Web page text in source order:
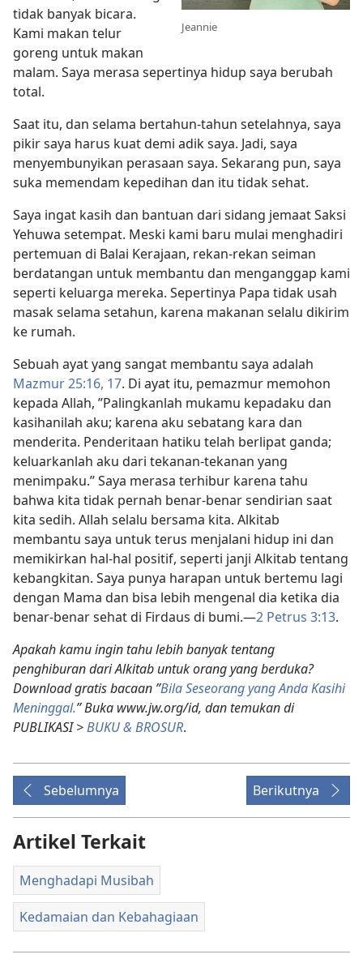
Jeannie
tidak banyak bicara.
Kami makan telur
goreng untuk makan
malam. Saya merasa sepertinya hidup saya berubah
total.
Saat itu, dan selama bertahun-tahun setelahnya, saya
pikir saya harus kuat demi adik saya. Jadi, saya
menyembunyikan perasaan saya. Sekarang pun, saya
suka memendam kepedihan dan itu tidak sehat.
Saya ingat kasih dan bantuan dari sidang jemaat Saksi
Yehuwa setempat. Meski kami baru mulai menghadiri
pertemuan di Balai Kerajaan, rekan-rekan seiman
berdatangan untuk membantu dan menganggap kami
seperti keluarga mereka. Sepertinya Papa tidak usah
masak selama setahun, karena makanan selalu dikirim
ke rumah.
Sebuah ayat yang sangat membantu saya adalah
Mazmur 25:16, 17. Di ayat itu, pemazmur memohon
kepada Allah, ”Palingkanlah mukamu kepadaku dan
kasihanilah aku; karena aku sebatang kara dan
menderita. Penderitaan hatiku telah berlipat ganda;
keluarkanlah aku dari tekanan-tekanan yang
menimpaku.” Saya merasa terhibur karena tahu
bahwa kita tidak pernah benar-benar sendirian saat
kita sedih. Allah selalu bersama kita. Alkitab
membantu saya untuk terus menjalani hidup ini dan
memikirkan hal-hal positif, seperti janji Alkitab tentang
kebangkitan. Saya punya harapan untuk bertemu lagi
dengan Mama dan bisa lebih mengenal dia ketika dia
benar-benar sehat di Firdaus di bumi.—2 Petrus 3:13.
Apakah kamu ingin tahu lebih banyak tentang
penghiburan dari Alkitab untuk orang yang berduka?
Download gratis bacaan ”Bila Seseorang yang Anda Kasihi
Meninggal.” Buka www.jw.org/id, dan temukan di
PUBLIKASI >BUKU & BROSUR.
Sebelumnya Berikutnya
Artikel Terkait
Menghadapi Musibah
Kedamaian dan Kebahagiaan